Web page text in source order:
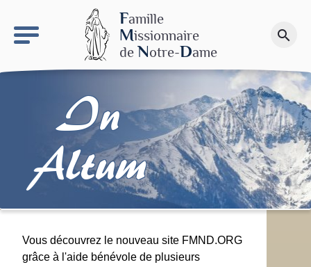
Famille
Missionnaire
de Notre-Dame
search
Faire un don
In
Altum
Vous découvrez le nouveau site FMND.ORG
grâce à l'aide bénévole de plusieurs